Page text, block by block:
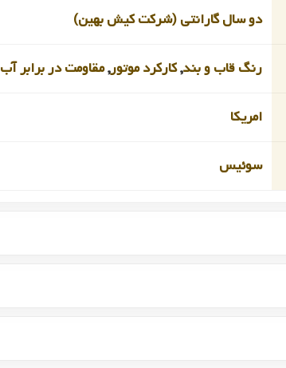
دو سال گارانتی (شرکت کیش بهین)
رنگ قاب و بند,کارکرد موتور,مقاومت در برابر آب
امریکا
سوئیس